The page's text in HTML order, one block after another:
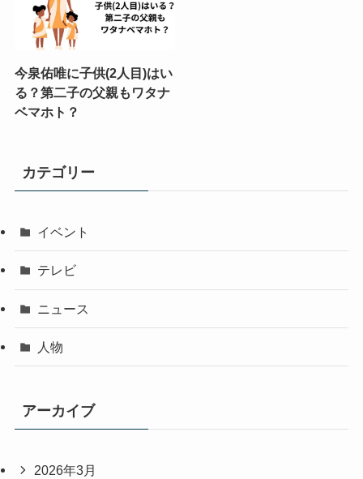
今泉佑唯に子供(2人目)はい
る？第二子の父親もワタナ
ベマホト？
カテゴリー
イベント
テレビ
ニュース
人物
アーカイブ
2026年3月